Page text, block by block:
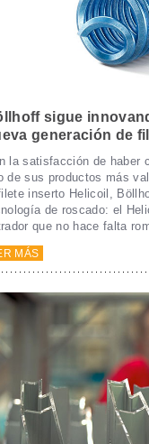
sigue
generación de
la satisfacción de haber
de sus productos más
inserto Helicoil,
de roscado: el
que no hace falta
MÁS